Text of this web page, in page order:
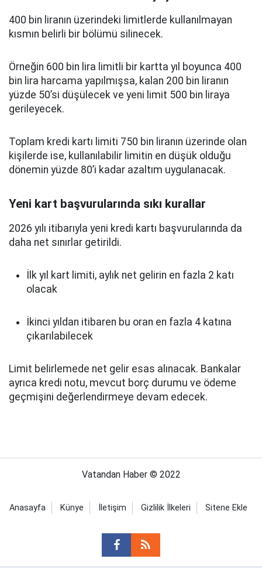
400 bin liranın üzerindeki limitlerde kullanılmayan
kısmın belirli bir bölümü silinecek.
Örneğin 600 bin lira limitli bir kartta yıl boyunca 400
bin lira harcama yapılmışsa, kalan 200 bin liranın
yüzde 50’si düşülecek ve yeni limit 500 bin liraya
gerileyecek.
Toplam kredi kartı limiti 750 bin liranın üzerinde olan
kişilerde ise, kullanılabilir limitin en düşük olduğu
dönemin yüzde 80’i kadar azaltım uygulanacak.
Yeni kart başvurularında sıkı kurallar
2026 yılı itibarıyla yeni kredi kartı başvurularında da
daha net sınırlar getirildi.
İlk yıl kart limiti, aylık net gelirin en fazla 2 katı
olacak
İkinci yıldan itibaren bu oran en fazla 4 katına
çıkarılabilecek
Limit belirlemede net gelir esas alınacak. Bankalar
ayrıca kredi notu, mevcut borç durumu ve ödeme
geçmişini değerlendirmeye devam edecek.
Vatandan Haber © 2022
Anasayfa Künye İletişim Gizlilik İlkeleri Sitene Ekle